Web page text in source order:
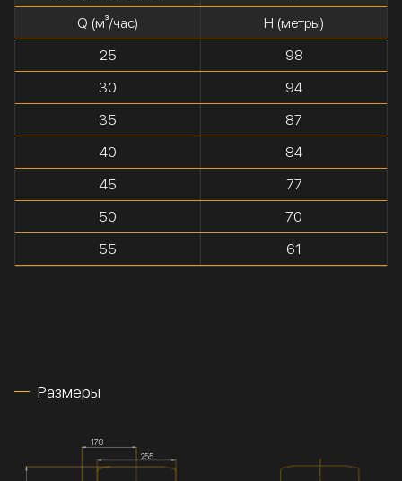
Q (м³/час)
H (метры)
25
98
30
94
35
87
40
84
45
77
50
70
55
61
Размеры
178
255